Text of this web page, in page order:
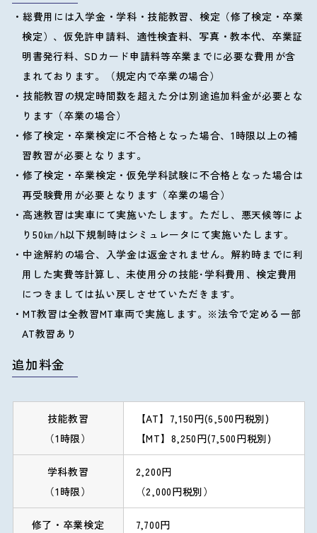
総費用には入学金・学科・技能教習、検定（修了検定・卒業
検定）、仮免許申請料、適性検査料、写真・教本代、卒業証
明書発行料、SDカード申請料等卒業までに必要な費用が含
まれております。（規定内で卒業の場合）
技能教習の規定時間数を超えた分は別途追加料金が必要とな
ります（卒業の場合）
修了検定・卒業検定に不合格となった場合、1時限以上の補
習教習が必要となります。
修了検定・卒業検定・仮免学科試験に不合格となった場合は
再受験費用が必要となります（卒業の場合）
高速教習は実車にて実施いたします。ただし、悪天候等によ
り50㎞/h以下規制時はシミュレータにて実施いたします。
中途解約の場合、入学金は返金されません。解約時までに利
用した実費等計算し、未使用分の技能･学科費用、検定費用
につきましては払い戻しさせていただきます。
MT教習は全教習MT車両で実施します。※法令で定める一部
AT教習あり
追加料金
技能教習
（1時限）
【AT】7,150円(6,500円税別)
【MT】8,250円(7,500円税別)
学科教習
（1時限）
2,200円
（2,000円税別）
修了・卒業検定
7,700円